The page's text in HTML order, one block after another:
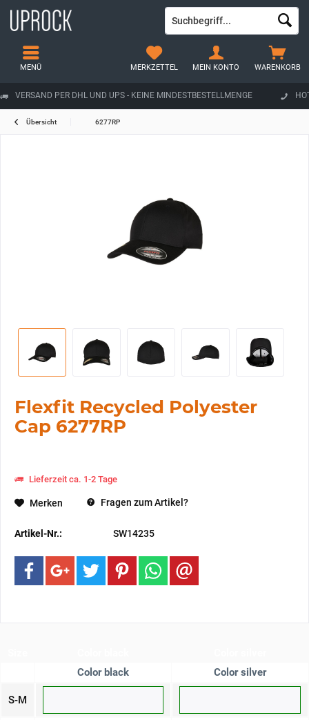
VERSAND PER DHL UND UPS - KEINE MINDESTBESTELLMENGE
WARENKORB
MERKZETTEL MEIN KONTO
MENÜ
Übersicht 6277RP
Flexfit Recycled Polyester
Cap 6277RP
Lieferzeit ca. 1-2 Tage
Merken Fragen zum Artikel?
Artikel-Nr.: SW14235
Color black
Color silver
S-M